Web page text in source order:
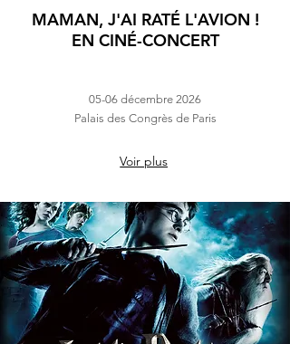
MAMAN, J'AI RATÉ L'AVION !
EN CINÉ-CONCERT
05-06 décembre 2026
Palais des Congrès de Paris
Voir plus